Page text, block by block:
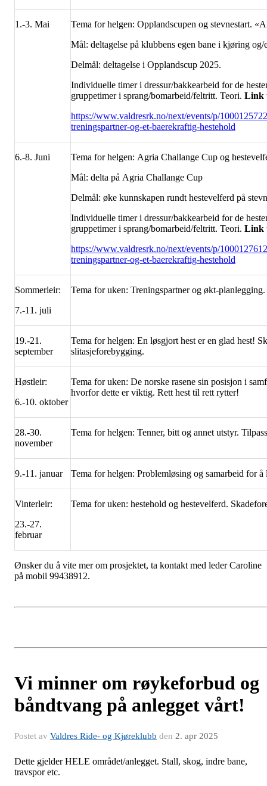
1.-3. Mai
Tema for helgen: Opplandscupen og stevnestart.
Mål: deltagelse på klubbens egen bane i kjøring
Delmål: deltagelse i Opplandscup 2025.
Individuelle timer i dressur/bakkearbeid for de
gruppetimer i sprang/bomarbeid/feltritt. Teori. Link
https://www.valdresrk.no/next/events/p/
treningspartner-og-et-baerekraftig-hestehold
6.-8. Juni
Tema for helgen: Agria Challange Cup og
Mål: delta på Agria Challange Cup
Delmål: øke kunnskapen rundt hestevelferd på
Individuelle timer i dressur/bakkearbeid for de
gruppetimer i sprang/bomarbeid/feltritt. Teori. Link
https://www.valdresrk.no/next/events/p/
treningspartner-og-et-baerekraftig-hestehold
Sommerleir:
7.-11. juli
Tema for uken: Treningspartner og økt-
19.-21.
september
Tema for helgen: En løsgjort hest er en glad hest!
slitasjeforebygging.
Høstleir:
6.-10. oktober
Tema for uken: De norske rasene sin posisjon i
hvorfor dette er viktig. Rett hest til rett rytter!
28.-30.
november
Tema for helgen: Tenner, bitt og annet utstyr.
9.-11. januar Tema for helgen: Problemløsing og samarbeid for å
Vinterleir:
23.-27.
februar
Tema for uken: hestehold og hestevelferd.
Ønsker du å vite mer om prosjektet, ta kontakt med leder Caroline
på mobil 99438912.
Vi minner om røykeforbud og
båndtvang på anlegget vårt!
Postet av Valdres Ride- og Kjøreklubb den 2. apr 2025
Dette gjelder HELE området/anlegget. Stall, skog, indre bane,
travspor etc.